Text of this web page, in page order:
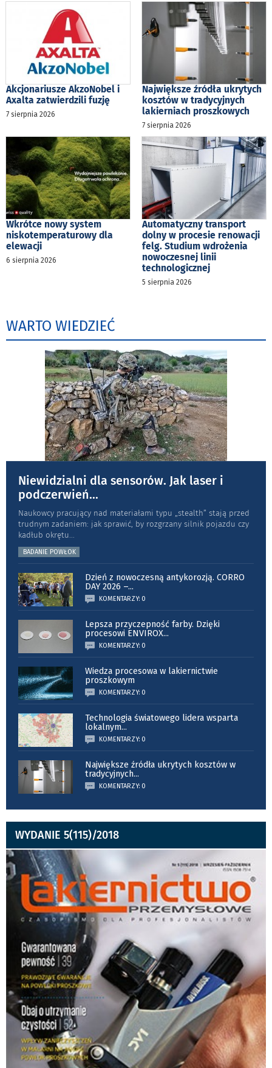
Akcjonariusze AkzoNobel i
Axalta zatwierdzili fuzję
7 sierpnia 2026
Największe źródła ukrytych
kosztów w tradycyjnych
lakierniach proszkowych
7 sierpnia 2026
Wkrótce nowy system
niskotemperaturowy dla
elewacji
6 sierpnia 2026
Automatyczny transport
dolny w procesie renowacji
felg. Studium wdrożenia
nowoczesnej linii
technologicznej
5 sierpnia 2026
WARTO WIEDZIEĆ
Niewidzialni dla sensorów. Jak laser i
podczerwień...
Naukowcy pracujący nad materiałami typu „stea­lth” stają przed
trudnym zadaniem: jak sprawić, by rozgrzany silnik pojazdu czy
kadłub okrętu...
BADANIE POWŁOK
Dzień z nowoczesną antykorozją. CORRO
DAY 2026 –...
KOMENTARZY: 0
Lepsza przyczepność farby. Dzięki
procesowi ENVIROX...
KOMENTARZY: 0
Wiedza procesowa w lakiernictwie
proszkowym
KOMENTARZY: 0
Technologia światowego lidera wsparta
lokalnym...
KOMENTARZY: 0
Największe źródła ukrytych kosztów w
tradycyjnych...
KOMENTARZY: 0
WYDANIE 5(115)/2018